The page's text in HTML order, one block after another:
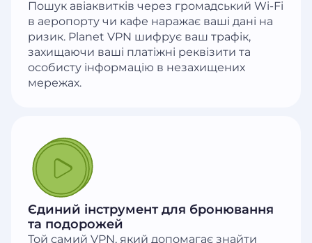
Пошук авіаквитків через громадський Wi-Fi
в аеропорту чи кафе наражає ваші дані на
ризик. Planet VPN шифрує ваш трафік,
захищаючи ваші платіжні реквізити та
особисту інформацію в незахищених
мережах.
Єдиний інструмент для бронювання
та подорожей
Той самий VPN, який допомагає знайти